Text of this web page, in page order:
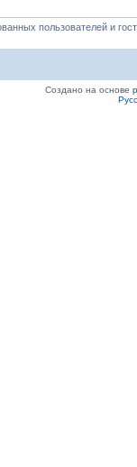
пользователей и
Создано на основе